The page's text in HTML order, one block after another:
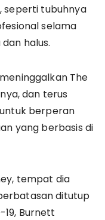
seperti tubuhnya
selama
halus.
The
dan terus
berperan
yang berbasis di
tempat dia
ditutup
Burnett